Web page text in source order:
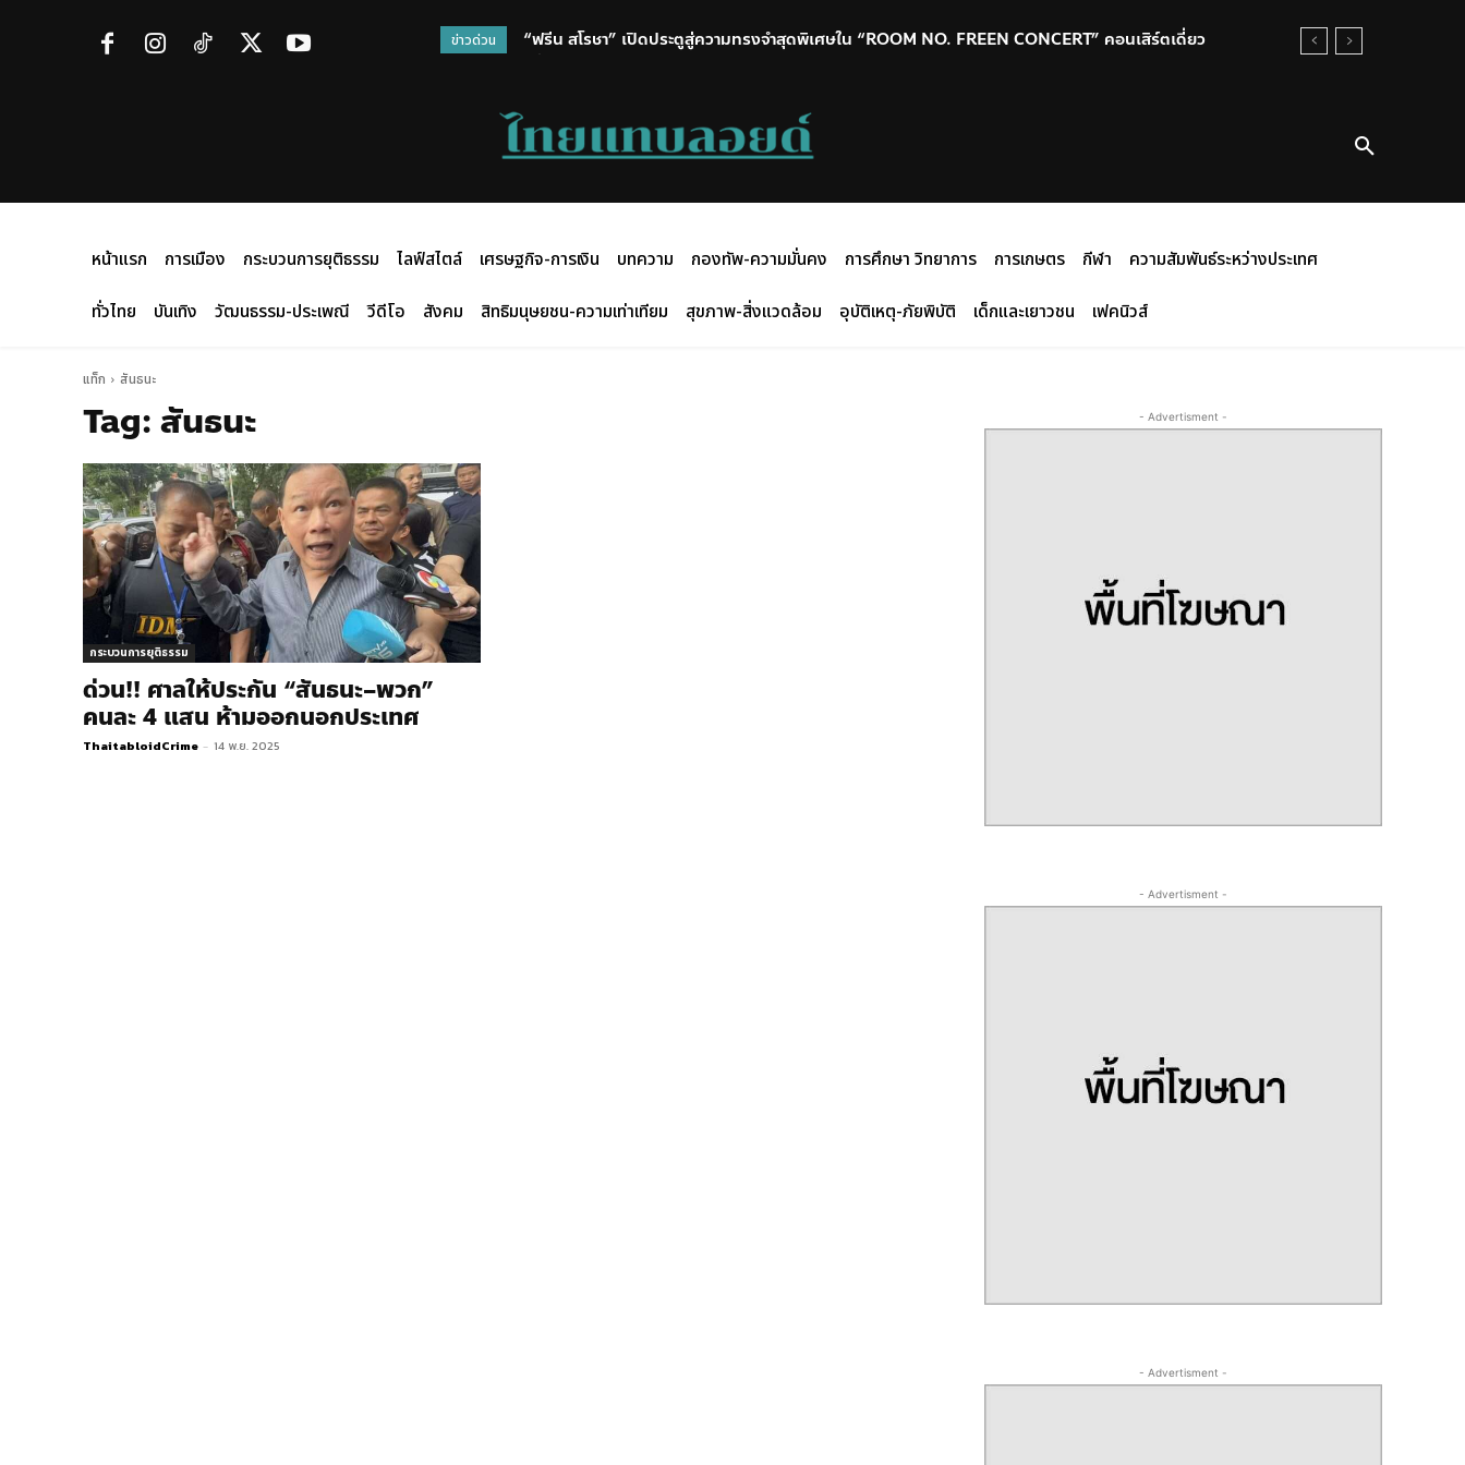
ข่าวด่วน
“ฟรีน สโรชา” เปิดประตูสู่ความทรงจำสุดพิเศษใน “ROOM NO. FREEN CONCERT” คอนเสิร์ตเดี่ยว
หน้าแรก การเมือง กระบวนการยุติธรรม ไลฟ์สไตล์ เศรษฐกิจ-การเงิน บทความ กองทัพ-ความมั่นคง การศึกษา วิทยาการ การเกษตร กีฬา
ความสัมพันธ์ระหว่างประเทศ
ทั่วไทย
บันเทิง วัฒนธรรม-ประเพณี วีดีโอ สังคม สิทธิมนุษยชน-ความเท่าเทียม สุขภาพ-สิ่งแวดล้อม อุบัติเหตุ-ภัยพิบัติ เด็กและเยาวชน เฟคนิวส์
แท็ก สันธนะ
Tag:สันธนะ
กระบวนการยุติธรรม
ด่วน!! ศาลให้ประกัน “สันธนะ–พวก”
คนละ 4 แสน ห้ามออกนอกประเทศ
ThaitabloidCrime - 14 พ.ย. 2025
- Advertisment -
- Advertisment -
- Advertisment -